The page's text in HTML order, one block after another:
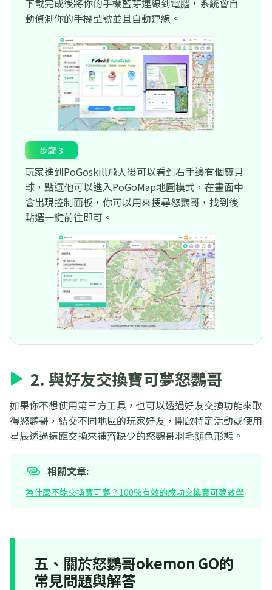
下載完成後將你的手機藍芽連線到電腦，系統會自
動偵測你的手機型號並且自動連線。
步驟 3
玩家進到PoGoskill飛人後可以看到右手邊有個寶貝
球，點選他可以進入PoGoMap地圖模式，在畫面中
會出現控制面板，你可以用來搜尋怒鸚哥，找到後
點選一鍵前往即可。
2. 與好友交換寶可夢怒鸚哥
如果你不想使用第三方工具，也可以透過好友交換功能來取
得怒鸚哥，結交不同地區的玩家好友，開啟特定活動或使用
星辰透過遠距交換來補齊缺少的怒鸚哥羽毛顔色形態。
相關文章:
為什麼不能交換寶可夢？100%有效的成功交換寶可夢教學
五、關於怒鸚哥okemon GO的
常見問題與解答